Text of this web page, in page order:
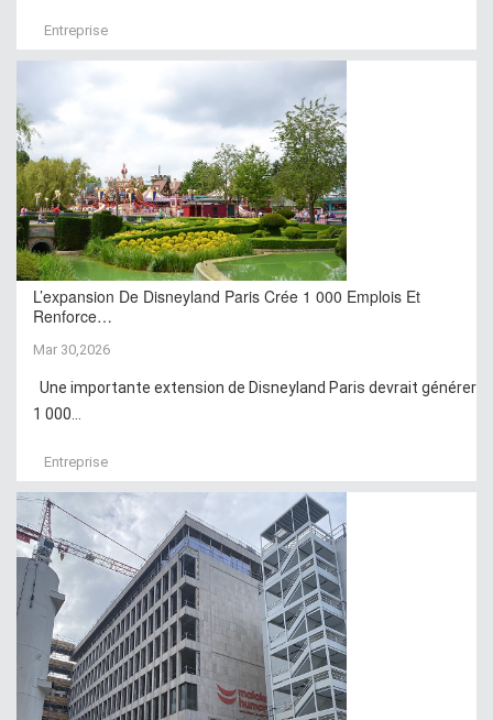
Entreprise
L’expansion De Disneyland Paris Crée 1 000 Emplois Et
Renforce…
Mar 30,2026
Une importante extension de Disneyland Paris devrait générer
1 000...
Entreprise